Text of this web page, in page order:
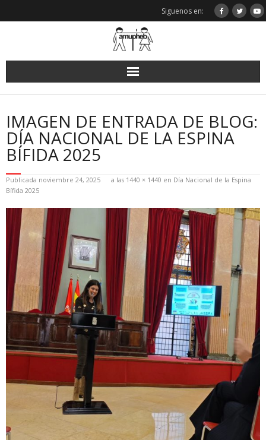
Siguenos en:
IMAGEN DE ENTRADA DE BLOG:
DÍA NACIONAL DE LA ESPINA
BÍFIDA 2025
Publicada noviembre 24, 2025 a las 1440 × 1440 en Día Nacional de la Espina
Bífida 2025